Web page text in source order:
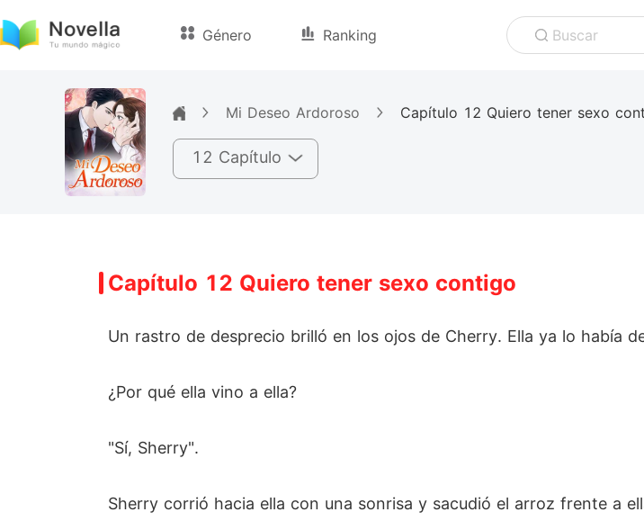
Género Ranking Buscar
Mi Deseo Ardoroso Capítulo 12 Quiero tener sexo
12 Capítulo
Capítulo 12 Quiero tener sexo contigo
Un rastro de desprecio brilló en los ojos de Cherry. Ella ya lo había
¿Por qué ella vino a ella?
"Sí, Sherry".
Sherry corrió hacia ella con una sonrisa y sacudió el arroz frente a